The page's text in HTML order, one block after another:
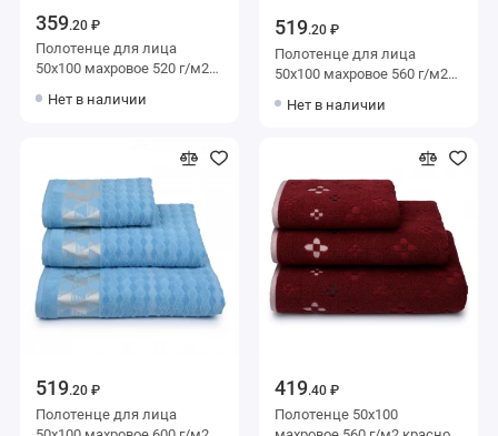
359.20 ₽
Полотенце для лица
50х100 махровое 520 г/м2
мануфактура
Нет в наличии
519.20 ₽
Полотенце для лица
50х100 махровое 560 г/м2
мануфактура
Нет в наличии
519.20 ₽
Полотенце для лица
419.40 ₽
Полотенце 50х100